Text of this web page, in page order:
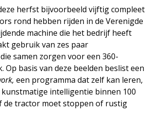
herfst bijvoorbeeld vijftig compleet
rond hebben rijden in de Verenigde
machine die het bedrijf heeft
gebruik van zes paar
samen zorgen voor een 360-
Op basis van deze beelden beslist een
een programma dat zelf kan leren,
intelligentie binnen 100
de tractor moet stoppen of rustig